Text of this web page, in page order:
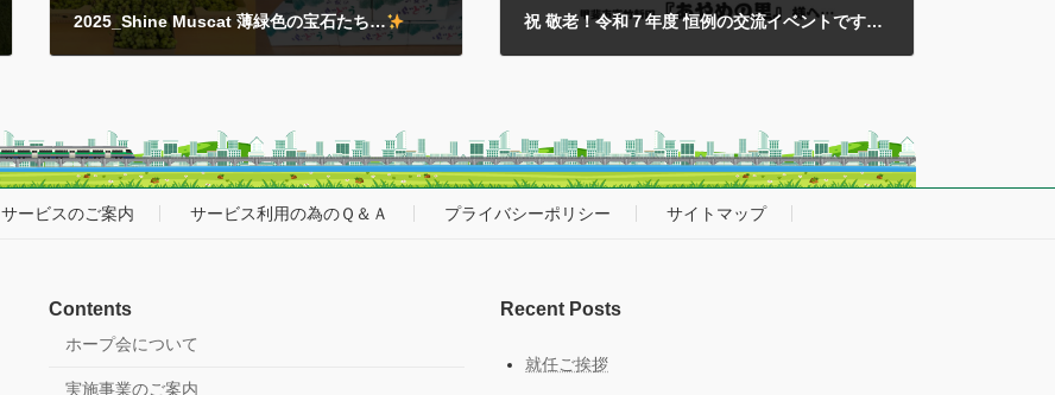
2025_Shine Muscat 薄緑色の宝石たち…
く…贈ってくださった方々のご厚意や応援の賜物
であ
ると『感謝！』の気持ちを肝に銘じておきます… それで
もみなさんの食 […]
祝 敬老！令和７年度 恒例の交流イベントです！
うかがってきました…
本イベントについては、２０２
０年以降のコロナ禍での中断や…再開からも多くの規
制・制限を設けて様々 […]
サービスのご案内 サービス利用の為のＱ＆Ａ プライバシーポリシー サイトマップ
Contents
ホープ会について
実施事業のご案内
Recent Posts
就任ご挨拶